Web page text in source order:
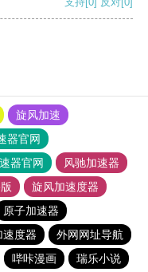
旋风加速
器官网
器官网
风驰加速器
旋风加速度器
原子加速器
速度器
外网网址导航
哔咔漫画
瑞乐小说